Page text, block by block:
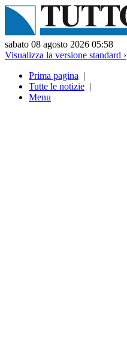
sabato 08 agosto 2026 05:58
Visualizza la versione standard ›
Prima pagina |
Tutte le notizie |
Menu